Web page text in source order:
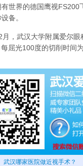
世界的德国鹰视
备。
月，武汉大学附属爱尔
屈光100度的切削时间
武汉哪家医院做近视手术？